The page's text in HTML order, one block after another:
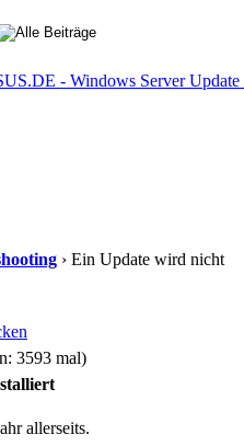
› Ein Update wird nicht
3593 mal)
allerseits.